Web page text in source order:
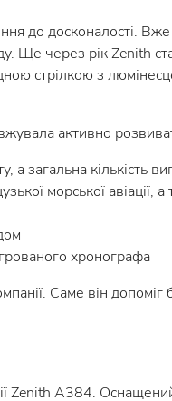
до досконалості. Вже
Ще через рік Zenith
стрілкою з
активно
загальна кількість
морської авіації, а
хронографа
Саме він
Zenith A384.